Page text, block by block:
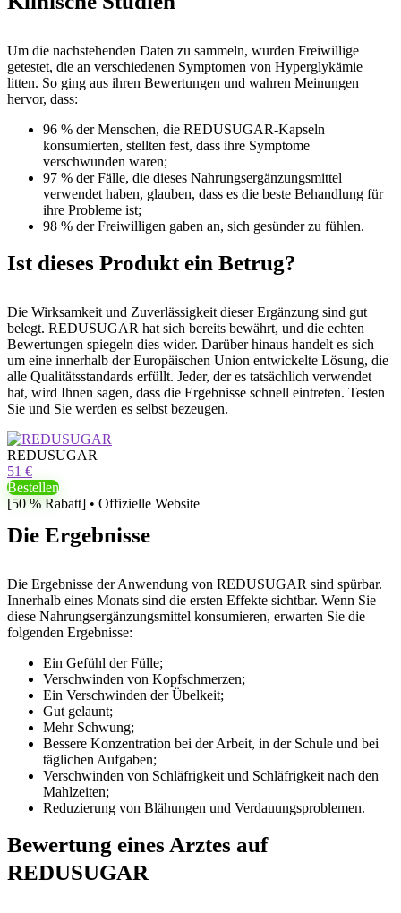
Um die nachstehenden Daten zu sammeln, wurden Freiwillige
getestet, die an verschiedenen Symptomen von Hyperglykämie
litten. So ging aus ihren Bewertungen und wahren Meinungen
hervor, dass:
96 % der Menschen, die REDUSUGAR-Kapseln
konsumierten, stellten fest, dass ihre Symptome
verschwunden waren;
97 % der Fälle, die dieses Nahrungsergänzungsmittel
verwendet haben, glauben, dass es die beste Behandlung für
ihre Probleme ist;
98 % der Freiwilligen gaben an, sich gesünder zu fühlen.
Ist dieses Produkt ein Betrug?
Die Wirksamkeit und Zuverlässigkeit dieser Ergänzung sind gut
belegt. REDUSUGAR hat sich bereits bewährt, und die echten
Bewertungen spiegeln dies wider. Darüber hinaus handelt es sich
um eine innerhalb der Europäischen Union entwickelte Lösung, die
alle Qualitätsstandards erfüllt. Jeder, der es tatsächlich verwendet
hat, wird Ihnen sagen, dass die Ergebnisse schnell eintreten. Testen
Sie und Sie werden es selbst bezeugen.
REDUSUGAR
51 €
Bestellen
[50 % Rabatt] • Offizielle Website
Die Ergebnisse
Die Ergebnisse der Anwendung von REDUSUGAR sind spürbar.
Innerhalb eines Monats sind die ersten Effekte sichtbar. Wenn Sie
diese Nahrungsergänzungsmittel konsumieren, erwarten Sie die
folgenden Ergebnisse:
Ein Gefühl der Fülle;
Verschwinden von Kopfschmerzen;
Ein Verschwinden der Übelkeit;
Gut gelaunt;
Mehr Schwung;
Bessere Konzentration bei der Arbeit, in der Schule und bei
täglichen Aufgaben;
Verschwinden von Schläfrigkeit und Schläfrigkeit nach den
Mahlzeiten;
Reduzierung von Blähungen und Verdauungsproblemen.
Bewertung eines Arztes auf
REDUSUGAR